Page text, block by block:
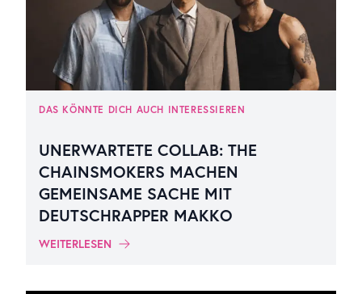
DAS KÖNNTE DICH AUCH INTERESSIEREN
UNERWARTETE COLLAB: THE
CHAINSMOKERS MACHEN
GEMEINSAME SACHE MIT
DEUTSCHRAPPER MAKKO
WEITERLESEN